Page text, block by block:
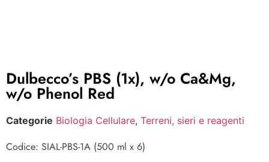
Dulbecco’s PBS (1x), w/o Ca&Mg,
w/o Phenol Red
Categorie Biologia Cellulare, Terreni, sieri e reagenti
Codice: SIAL-PBS-1A (500 ml x 6)